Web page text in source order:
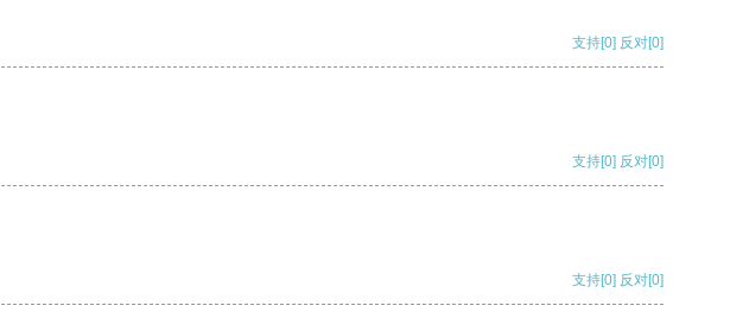
支持[0] 反对[0]
支持[0] 反对[0]
支持[0] 反对[0]